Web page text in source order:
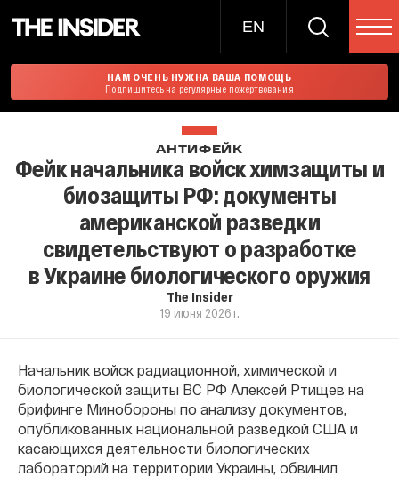
EN
НАМ ОЧЕНЬ НУЖНА ВАША ПОМОЩЬ
Подпишитесь на регулярные пожертвования
АНТИФЕЙК
Фейк начальника войск химзащиты и
биозащиты РФ: документы
американской разведки
свидетельствуют о разработке
в Украине биологического оружия
The Insider
19 июня 2026 г.
Начальник войск радиационной, химической и
биологической защиты ВС РФ Алексей Ртищев на
брифинге Минобороны по анализу документов,
опубликованных национальной разведкой США и
касающихся деятельности биологических
лабораторий на территории Украины, обвинил